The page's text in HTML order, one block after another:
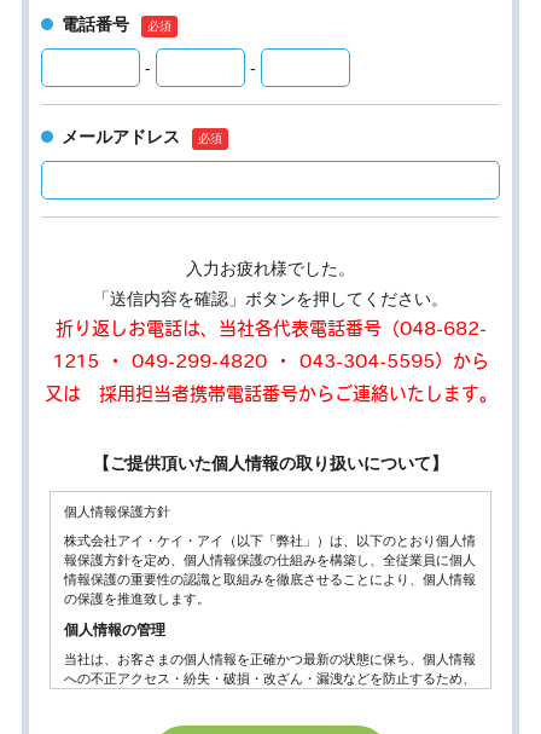
電話番号
- -
メールアドレス
入力お疲れ様でした。
「送信内容を確認」ボタンを押してください。
折り返しお電話は、当社各代表電話番号（048-682-
1215 ・ 049-299-4820 ・ 043-304-5595）から
又は 採用担当者携帯電話番号からご連絡いたします。
【ご提供頂いた個人情報の取り扱いについて】
個人情報保護方針
株式会社アイ・ケイ・アイ（以下「弊社」）は、以下のとおり個人情
報保護方針を定め、個人情報保護の仕組みを構築し、全従業員に個人
情報保護の重要性の認識と取組みを徹底させることにより、個人情報
の保護を推進致します。
個人情報の管理
当社は、お客さまの個人情報を正確かつ最新の状態に保ち、個人情報
への不正アクセス・紛失・破損・改ざん・漏洩などを防止するため、